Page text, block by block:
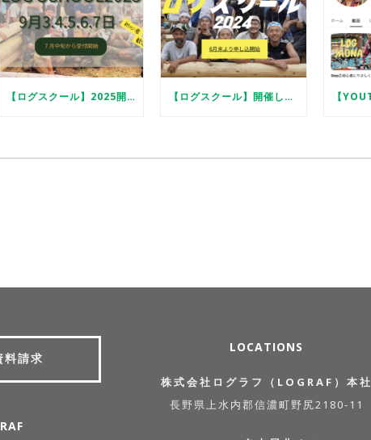
【ログスクール】2025開催します 【ログスクール】開催します
料請求
LOCATIONS
株式会社ログラフ（LOGRAF）本社
長野県上水内郡信濃町野尻2180-11